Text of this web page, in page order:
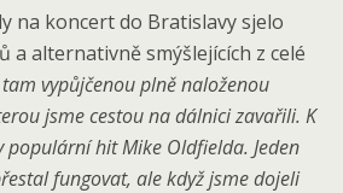
na koncert do Bratislavy sjelo
a alternativně smýšlejících z celé
tam vypůjčenou plně naloženou
jsme cestou na dálnici zavařili. K
hit Mike Oldfielda. Jeden
fungovat, ale když jsme dojeli